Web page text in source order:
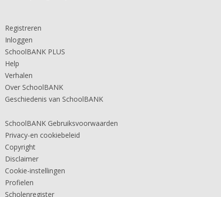
Registreren
Inloggen
SchoolBANK PLUS
Help
Verhalen
Over SchoolBANK
Geschiedenis van SchoolBANK
SchoolBANK Gebruiksvoorwaarden
Privacy-en cookiebeleid
Copyright
Disclaimer
Cookie-instellingen
Profielen
Scholenregister